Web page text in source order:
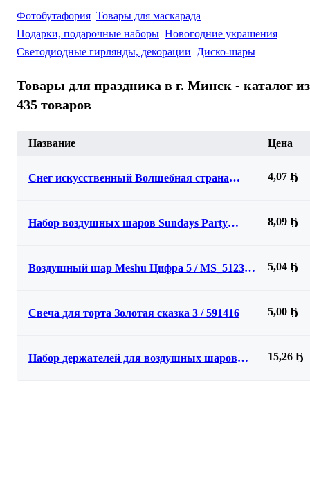
Фотобутафория Товары для маскарада
Подарки, подарочные наборы Новогодние украшения
Светодиодные гирлянды, декорации Диско-шары
Товары для праздника в г. Минск - каталог из
435 товаров
Название Цена
Снег искусственный Волшебная страна
4,07 Ҕ
Набор воздушных шаров Sundays Party
8,09 Ҕ
Воздушный шар Meshu Цифра 5 / MS_51239
5,04 Ҕ
Свеча для торта Золотая сказка 3 / 591416 5,00 Ҕ
Набор держателей для воздушных шаров
15,26 Ҕ